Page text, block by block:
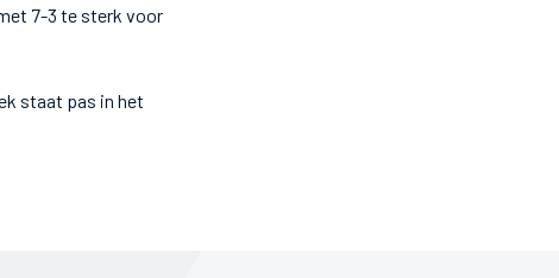
7-3 te sterk voor
staat pas in het